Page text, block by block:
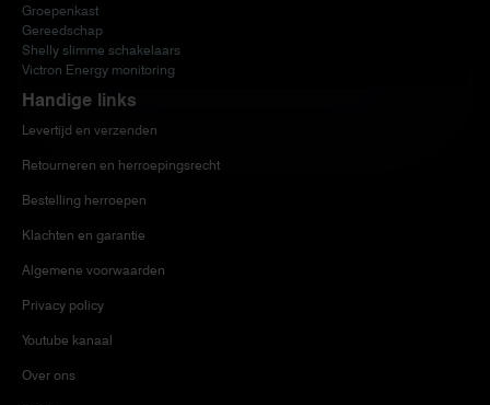
Groepenkast
Gereedschap
Shelly slimme schakelaars
Victron Energy monitoring
Handige links
Levertijd en verzenden
Retourneren en herroepingsrecht
Bestelling herroepen
Klachten en garantie
Algemene voorwaarden
Privacy policy
Youtube kanaal
Over ons